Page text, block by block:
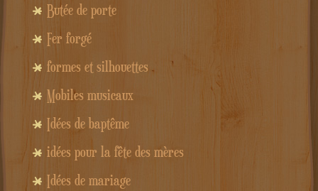
Butée de porte
Fer forgé
formes et silhouettes
Mobiles musicaux
Idées de baptême
idées pour la fête des mères
Idées de mariage